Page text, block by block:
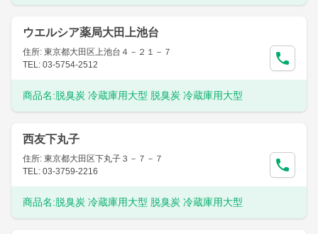
ウエルシア薬局大田上池台
住所: 東京都大田区上池台４－２１－７
TEL: 03-5754-2512
商品名:脱臭炭 冷蔵庫用大型 脱臭炭 冷蔵庫用大型
西友下丸子
住所: 東京都大田区下丸子３－７－７
TEL: 03-3759-2216
商品名:脱臭炭 冷蔵庫用大型 脱臭炭 冷蔵庫用大型